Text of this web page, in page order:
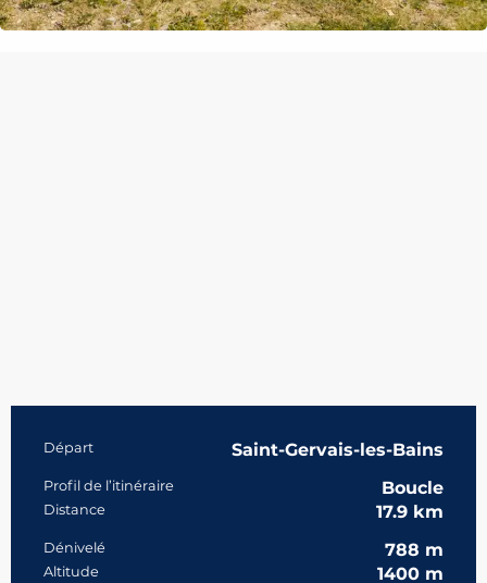
Informations pratiques
Départ Saint-Gervais-les-Bains
Profil de l’itinéraire Boucle
Distance 17.9 km
Dénivelé 788 m
Altitude 1400 m